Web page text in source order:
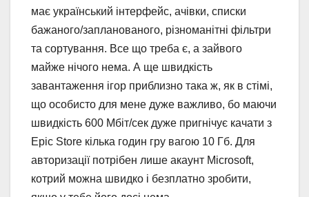
має український інтерфейс, ачівки, списки
бажаного/запланованого, різноманітні фільтри
та сортування. Все що треба є, а зайвого
майже нічого нема. А ще швидкість
завантаження ігор приблизно така ж, як в стімі,
що особисто для мене дуже важливо, бо маючи
швидкість 600 Мбіт/сек дуже пригнічує качати з
Epic Store кілька годин гру вагою 10 Гб. Для
авторизації потрібен лише акаунт Microsoft,
котрий можна швидко і безплатно зробити,